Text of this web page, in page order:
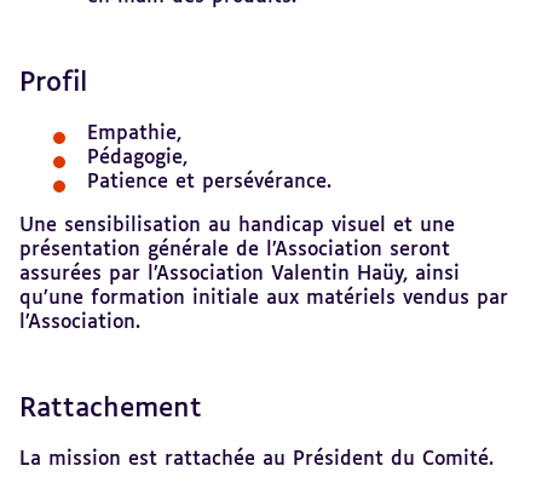
Profil
Empathie,
Pédagogie,
Patience et persévérance.
Une sensibilisation au handicap visuel et une
présentation générale de l’Association seront
assurées par l’Association Valentin Haüy, ainsi
qu’une formation initiale aux matériels vendus par
l’Association.
Rattachement
La mission est rattachée au Président du Comité.